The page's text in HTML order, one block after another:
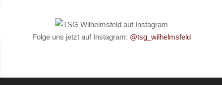
Folge uns jetzt auf Instagram: @tsg_wilhelmsfeld